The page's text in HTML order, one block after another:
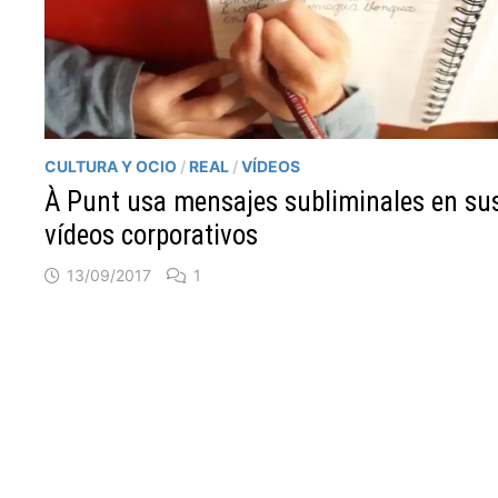
CULTURA Y OCIO / REAL /VÍDEOS
À Punt usa mensajes subliminales en
vídeos corporativos
13/09/2017 1